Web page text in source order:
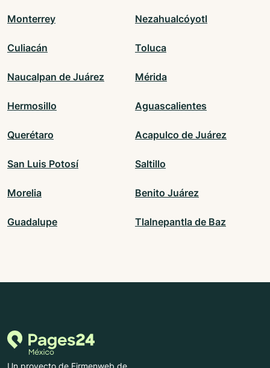
Monterrey Nezahualcóyotl
Culiacán Toluca
Naucalpan de Juárez Mérida
Hermosillo Aguascalientes
Querétaro Acapulco de Juárez
San Luis Potosí Saltillo
Morelia Benito Juárez
Guadalupe Tlalnepantla de Baz
Un proyecto de Firmenweb.de